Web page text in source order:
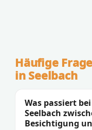
Häufige
in Seelbach
Was passiert
Seelbach
Besichtigung